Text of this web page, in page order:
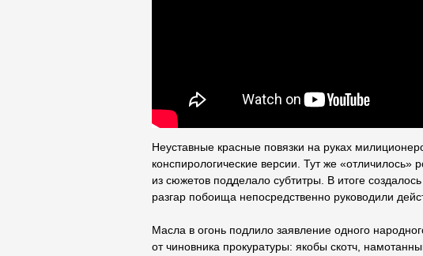
Неуставные красные повязки на руках
конспирологические версии. Тут же «отличилось»
из сюжетов подделало субтитры. В итоге
разгар побоища непосредственно руководили
Масла в огонь подлило заявление одного
от чиновника прокуратуры: якобы скотч,